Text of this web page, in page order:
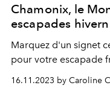
Chamonix, le
escapades
Marquez d'un signet
pour votre escapade
16.11.2023 by Caroline